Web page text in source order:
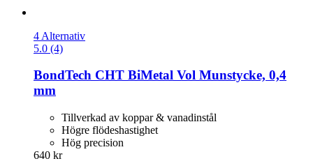
4 Alternativ
5.0 (4)
BondTech CHT BiMetal Vol Munstycke, 0,4
mm
Tillverkad av koppar & vanadinstål
Högre flödeshastighet
Hög precision
640 kr